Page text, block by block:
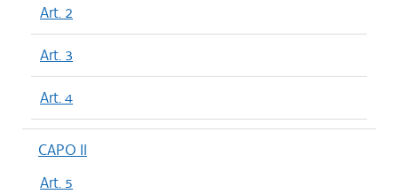
Art. 2
Art. 3
Art. 4
CAPO II
Art. 5